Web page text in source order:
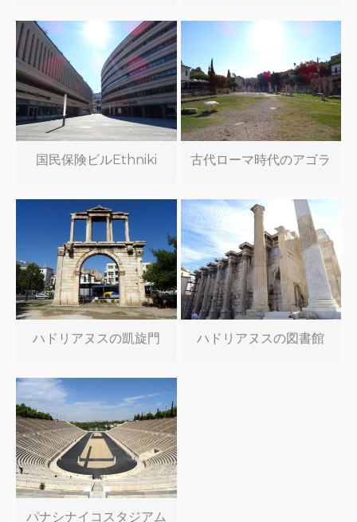
国民保険ビルEthniki 古代ローマ時代のアゴラ
ハドリアヌスの凱旋門 ハドリアヌスの図書館
パナシナイコスタジアム